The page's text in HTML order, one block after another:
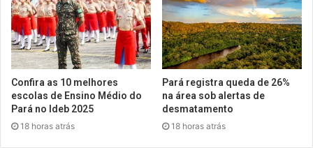
Confira as 10 melhores
escolas de Ensino Médio do
Pará no Ideb 2025
18 horas atrás
Pará registra queda de 26%
na área sob alertas de
desmatamento
18 horas atrás